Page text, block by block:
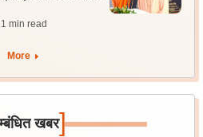
| 1 min read
More
खबर]